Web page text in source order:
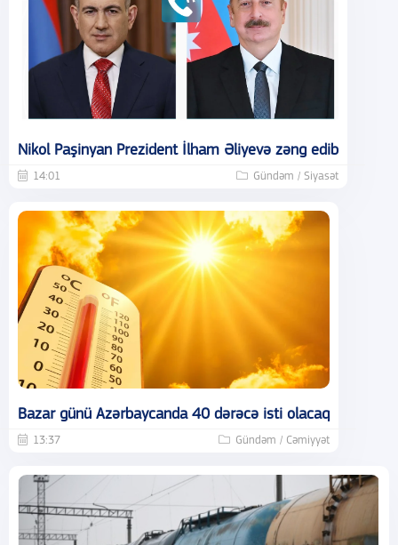
Nikol Paşinyan Prezident İlham Əliyevə zəng edib
14:01 Gündəm / Siyasət
Bazar günü Azərbaycanda 40 dərəcə isti olacaq
13:37 Gündəm / Cəmiyyət